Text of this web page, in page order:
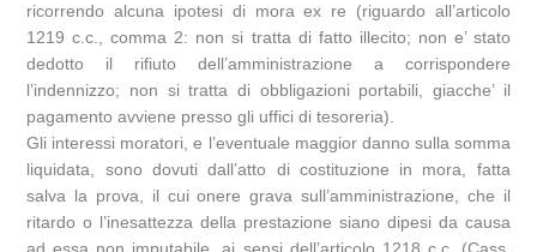
ricorrendo alcuna ipotesi di mora ex re (riguardo all’articolo
1219 c.c., comma 2: non si tratta di fatto illecito; non e’ stato
dedotto il rifiuto dell’amministrazione a corrispondere
l’indennizzo; non si tratta di obbligazioni portabili, giacche’ il
pagamento avviene presso gli uffici di tesoreria).
Gli interessi moratori, e l’eventuale maggior danno sulla somma
liquidata, sono dovuti dall’atto di costituzione in mora, fatta
salva la prova, il cui onere grava sull’amministrazione, che il
ritardo o l’inesattezza della prestazione siano dipesi da causa